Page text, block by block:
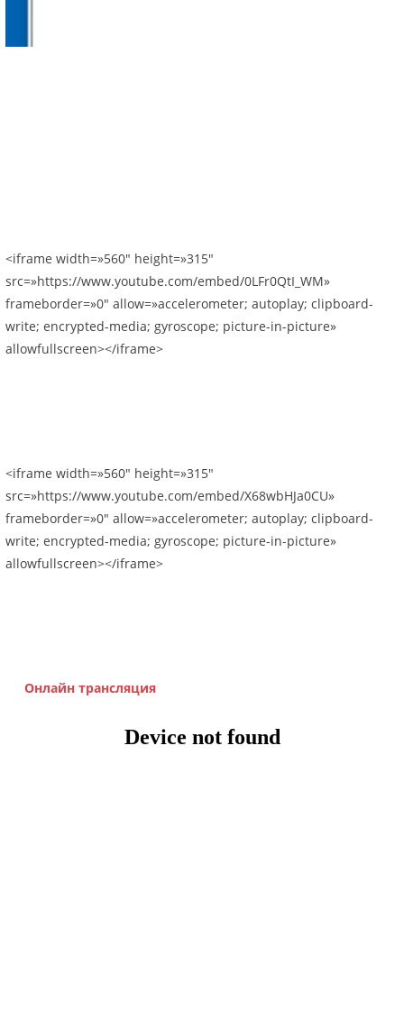
<iframe width=»560″ height=»315″
src=»https://www.youtube.com/embed/0LFr0QtI_WM»
frameborder=»0″ allow=»accelerometer; autoplay; clipboard-
write; encrypted-media; gyroscope; picture-in-picture»
allowfullscreen></iframe>
<iframe width=»560″ height=»315″
src=»https://www.youtube.com/embed/X68wbHJa0CU»
frameborder=»0″ allow=»accelerometer; autoplay; clipboard-
write; encrypted-media; gyroscope; picture-in-picture»
allowfullscreen></iframe>
Онлайн трансляция